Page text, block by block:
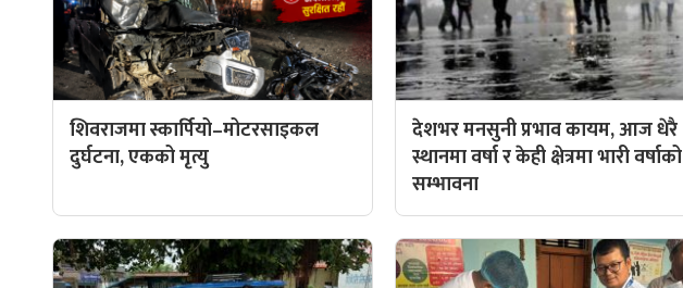
शिवराजमा स्कार्पियो–मोटरसाइकल
दुर्घटना, एकको मृत्यु
देशभर मनसुनी प्रभाव कायम, आज धेरै
स्थानमा वर्षा र केही क्षेत्रमा भारी वर्षाको
सम्भावना